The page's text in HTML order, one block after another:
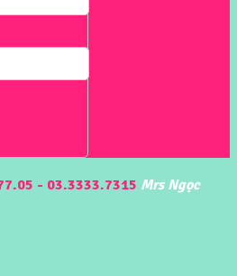
- 03.3333.7315 Mrs Ngọc